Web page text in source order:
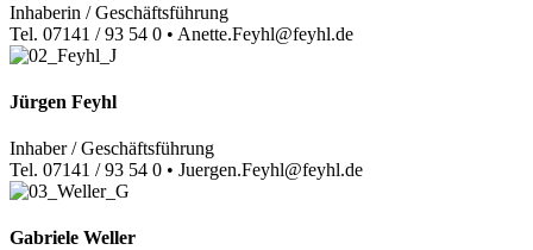
Inhaberin / Geschäftsführung
Tel. 07141 / 93 54 0 • Anette.Feyhl@feyhl.de
Jürgen Feyhl
Inhaber / Geschäftsführung
Tel. 07141 / 93 54 0 • Juergen.Feyhl@feyhl.de
Gabriele Weller